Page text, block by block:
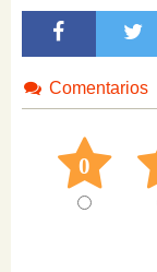
Comentarios
0